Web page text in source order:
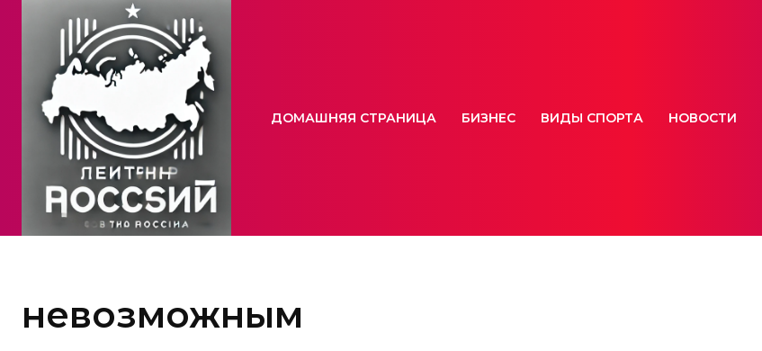
ДОМАШНЯЯ СТРАНИЦА БИЗНЕС ВИДЫ СПОРТА НОВОСТИ
невозможным